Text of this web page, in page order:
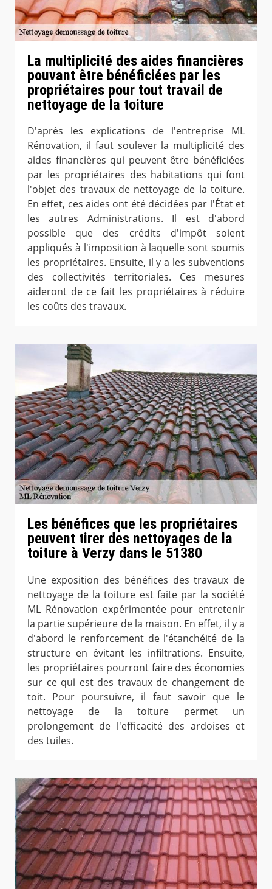
La multiplicité des aides financières
pouvant être bénéficiées par les
propriétaires pour tout travail de
nettoyage de la toiture
D'après les explications de l'entreprise ML
Rénovation, il faut soulever la multiplicité des
aides financières qui peuvent être bénéficiées
par les propriétaires des habitations qui font
l'objet des travaux de nettoyage de la toiture.
En effet, ces aides ont été décidées par l'État et
les autres Administrations. Il est d'abord
possible que des crédits d'impôt soient
appliqués à l'imposition à laquelle sont soumis
les propriétaires. Ensuite, il y a les subventions
des collectivités territoriales. Ces mesures
aideront de ce fait les propriétaires à réduire
les coûts des travaux.
Les bénéfices que les propriétaires
peuvent tirer des nettoyages de la
toiture à Verzy dans le 51380
Une exposition des bénéfices des travaux de
nettoyage de la toiture est faite par la société
ML Rénovation expérimentée pour entretenir
la partie supérieure de la maison. En effet, il y a
d'abord le renforcement de l'étanchéité de la
structure en évitant les infiltrations. Ensuite,
les propriétaires pourront faire des économies
sur ce qui est des travaux de changement de
toit. Pour poursuivre, il faut savoir que le
nettoyage de la toiture permet un
prolongement de l'efficacité des ardoises et
des tuiles.